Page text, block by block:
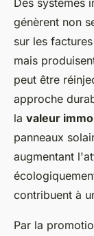
génèrent non
sur les
mais
peut être
approche
la valeur
panneaux
augmentant
contribuent à
Par la